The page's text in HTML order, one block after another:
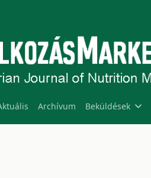
Archívum Beküldések